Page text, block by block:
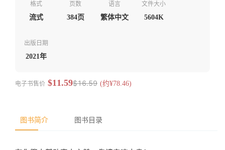
格式
流式
页数
384页
语言
繁体中文
文件大小
5604K
出版日期
2021年
电子书售价 $11.59$16.59 (约¥78.46)
图书简介 图书目录